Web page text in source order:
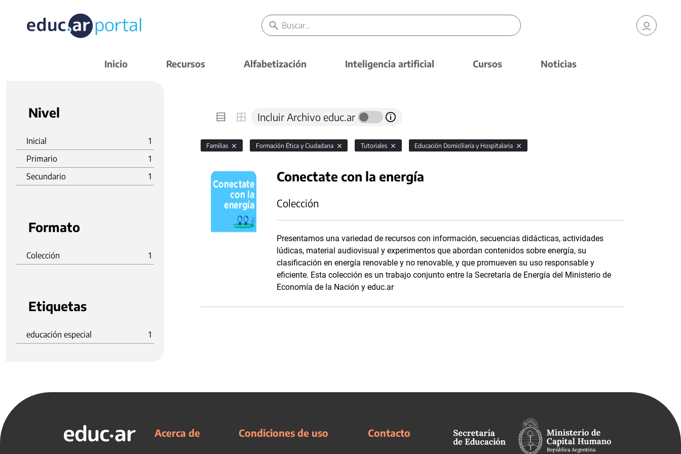
Inicio Recursos Alfabetización Inteligencia artificial Cursos Noticias
Nivel
Inicial
1
Primario
1
Secundario
1
Formato
Colección 1
Etiquetas
educación especial 1
Incluir Archivo educ.ar
Familias Formación Ética y Ciudadana Tutoriales Educación Domiciliaria y Hospitalaria
Conectate con la energía
Colección
Presentamos una variedad de recursos con información, secuencias didácticas, actividades
lúdicas, material audiovisual y experimentos que abordan contenidos sobre energía, su
clasificación en energía renovable y no renovable, y que promueven su uso responsable y
eficiente. Esta colección es un trabajo conjunto entre la Secretaría de Energía del Ministerio de
Economía de la Nación y educ.ar
Acerca de Condiciones de uso Contacto